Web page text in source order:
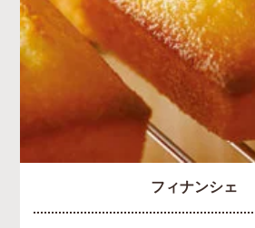
フィナンシェ